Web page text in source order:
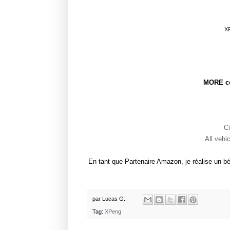
MORE
All
En tant que Partenaire Amazon, je réalise un
par Lucas G.
Tag: XPeng